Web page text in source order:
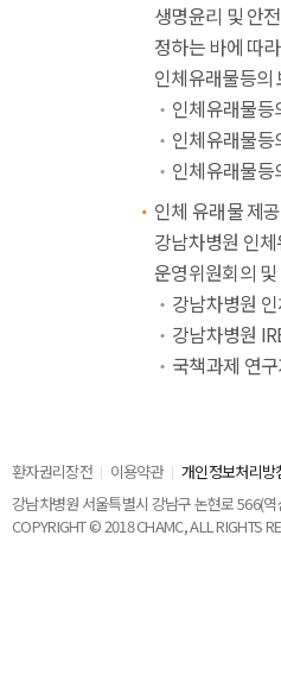
생명윤리 및 안
정하는 바에 따
인체유래물등의
인체유래물등
인체유래물등
인체유래물등
인체 유래물 제
강남차병원 인
운영위원회의
강남차병원
강남차병원
국책과제 연
환자권리장전 이용약관 개인정보처리방
강남차병원 서울특별시 강남구 논현로 566(
COPYRIGHT © 2018 CHAMC, ALL RIGHTS